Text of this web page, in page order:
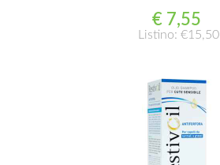
€ 7,55
Listino: €15,50